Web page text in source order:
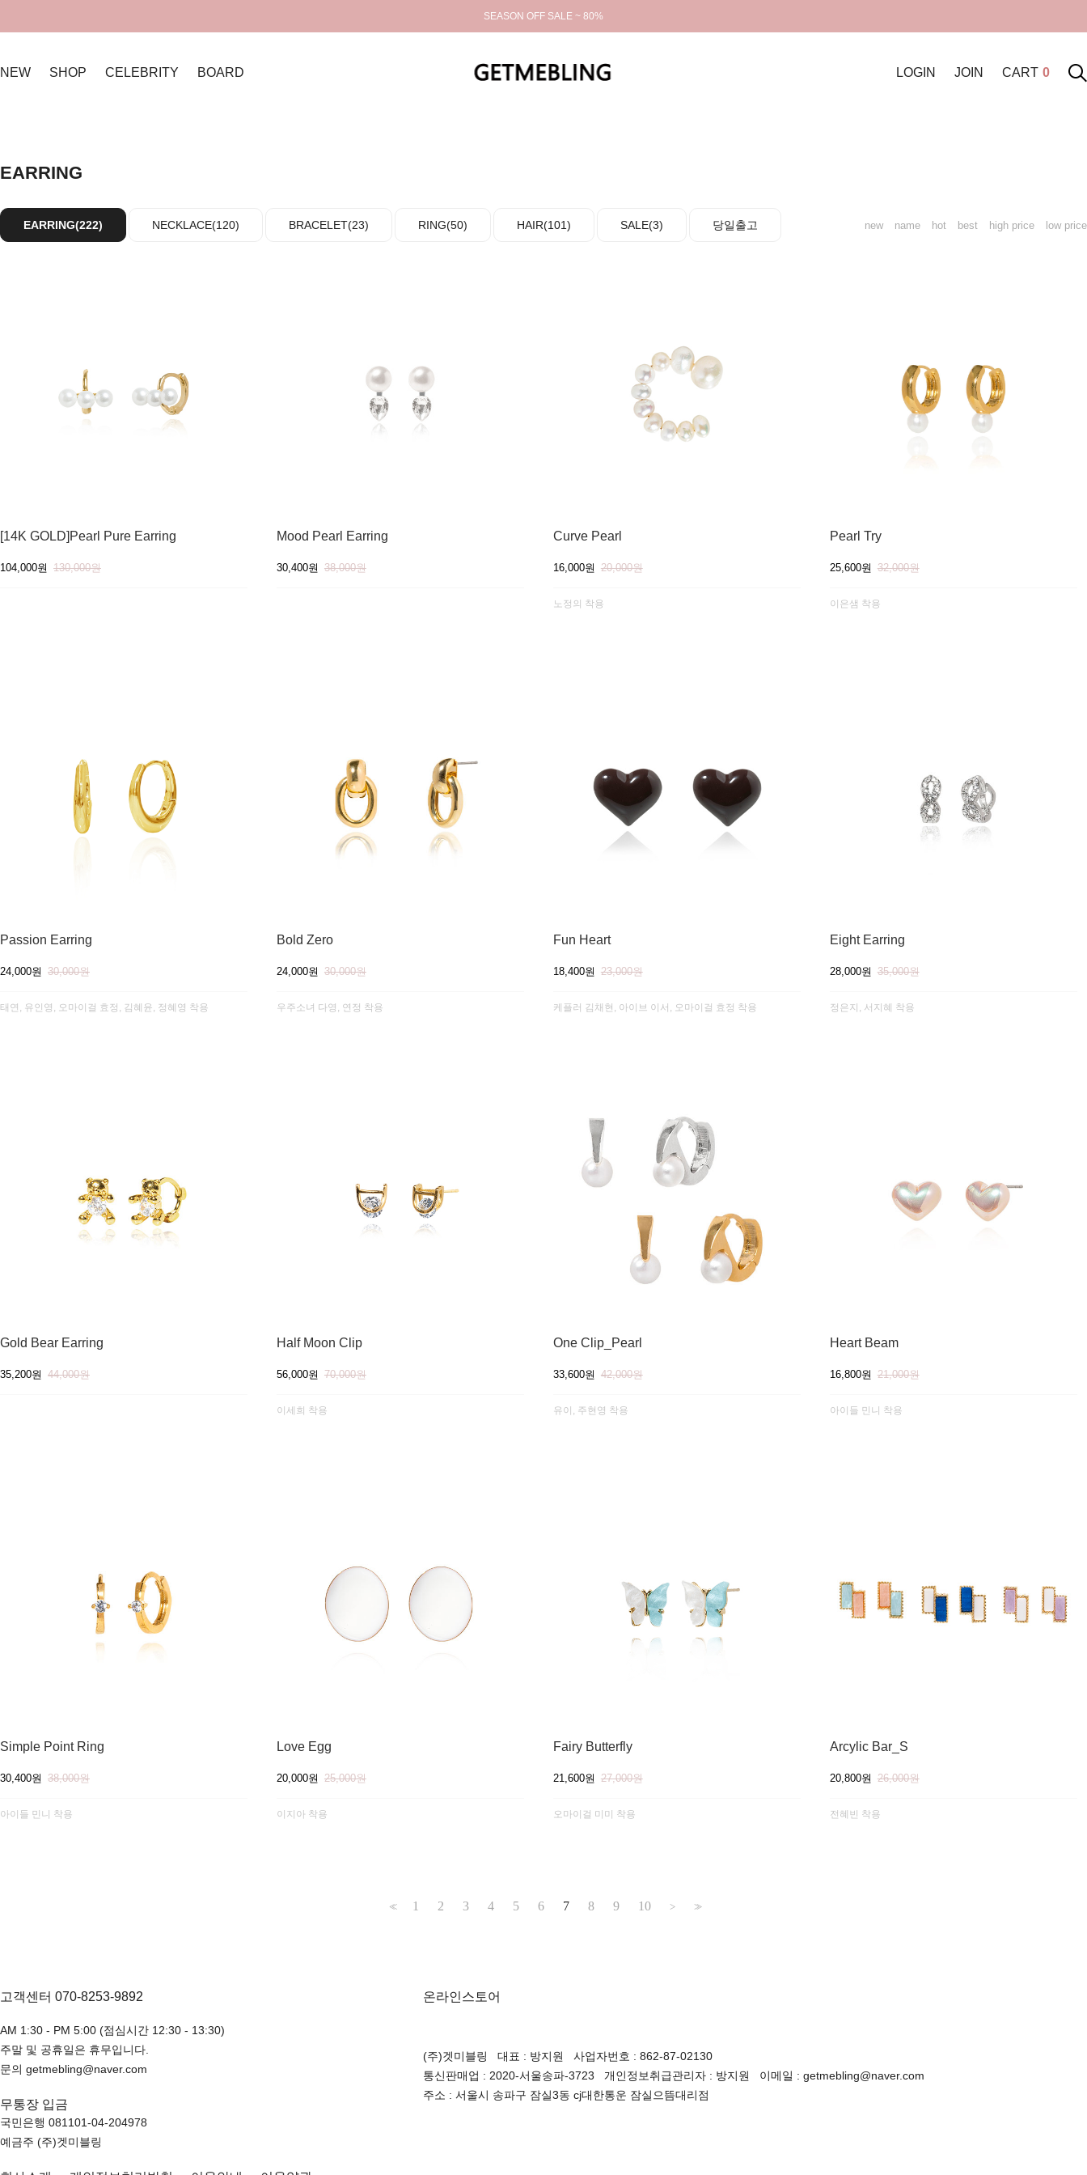
SEASON OFF SALE ~ 80%
NEW SHOP CELEBRITY BOARD LOGIN JOIN CART 0
EARRING
EARRING(222) NECKLACE(120) BRACELET(23) RING(50) HAIR(101) SALE(3) 당일출고 new name hot best high price low price
[14K GOLD]Pearl Pure Earring
104,000원 130,000원
Mood Pearl Earring
30,400원 38,000원
Curve Pearl
16,000원 20,000원
노정의 착용
Pearl Try
25,600원 32,000원
이은샘 착용
Passion Earring
24,000원 30,000원
태연, 유인영, 오마이걸 효정, 김혜윤, 정혜영 착용
Bold Zero
24,000원 30,000원
우주소녀 다영, 연정 착용
Fun Heart
18,400원 23,000원
케플러 김채현, 아이브 이서, 오마이걸 효정 착용
Eight Earring
28,000원 35,000원
정은지, 서지혜 착용
Gold Bear Earring
35,200원 44,000원
Half Moon Clip
56,000원 70,000원
이세희 착용
One Clip_Pearl
33,600원 42,000원
유이, 주현영 착용
Heart Beam
16,800원 21,000원
아이들 민니 착용
Simple Point Ring
30,400원 38,000원
아이들 민니 착용
Love Egg
20,000원 25,000원
이지아 착용
Fairy Butterfly
21,600원 27,000원
오마이걸 미미 착용
Arcylic Bar_S
20,800원 26,000원
전혜빈 착용
<< 1 2 3 4 5 6 7 8 9 10 > >>
고객센터 070-8253-9892
AM 1:30 - PM 5:00 (점심시간 12:30 - 13:30)
주말 및 공휴일은 휴무입니다.
문의 getmebling@naver.com
무통장 입금
국민은행 081101-04-204978
예금주 (주)겟미블링
온라인스토어
(주)겟미블링 대표 : 방지원 사업자번호 : 862-87-02130
통신판매업 : 2020-서울송파-3723 개인정보취급관리자 : 방지원 이메일 : getmebling@naver.com
주소 : 서울시 송파구 잠실3동 cj대한통운 잠실으뜸대리점